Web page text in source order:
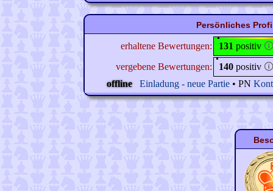
Persönliches
erhaltene Bewertungen: 131 positiv 🛈
vergebene Bewertungen:
140 positiv 🛈
offline
Einladung - neue Partie • PN